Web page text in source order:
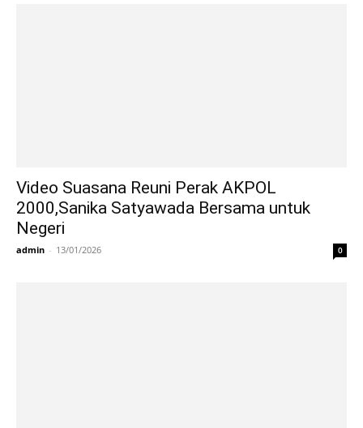
Video Suasana Reuni Perak AKPOL
2000,Sanika Satyawada Bersama untuk
Negeri
admin - 13/01/2026 0